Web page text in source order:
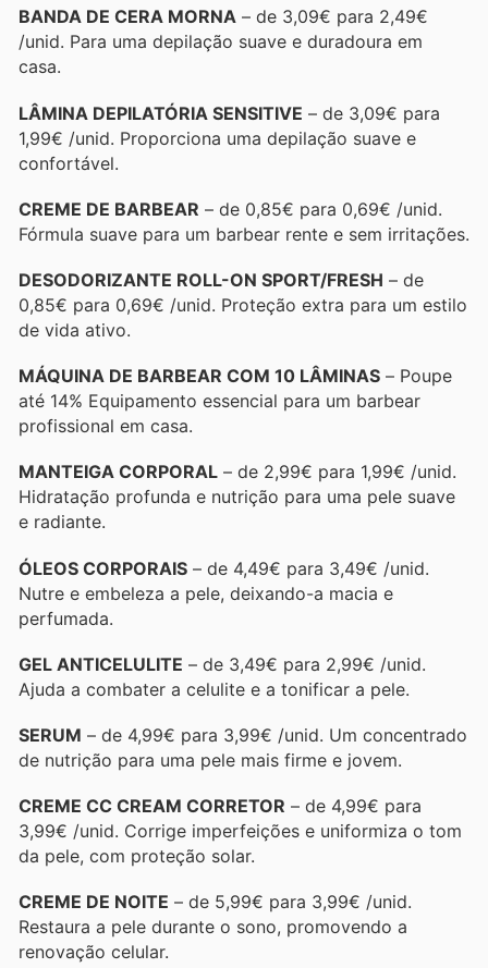
BANDA DE CERA MORNA – de 3,09€ para 2,49€
/unid. Para uma depilação suave e duradoura em
casa.
LÂMINA DEPILATÓRIA SENSITIVE – de 3,09€ para
1,99€ /unid. Proporciona uma depilação suave e
confortável.
CREME DE BARBEAR – de 0,85€ para 0,69€ /unid.
Fórmula suave para um barbear rente e sem irritações.
DESODORIZANTE ROLL-ON SPORT/FRESH – de
0,85€ para 0,69€ /unid. Proteção extra para um estilo
de vida ativo.
MÁQUINA DE BARBEAR COM 10 LÂMINAS – Poupe
até 14% Equipamento essencial para um barbear
profissional em casa.
MANTEIGA CORPORAL – de 2,99€ para 1,99€ /unid.
Hidratação profunda e nutrição para uma pele suave
e radiante.
ÓLEOS CORPORAIS – de 4,49€ para 3,49€ /unid.
Nutre e embeleza a pele, deixando-a macia e
perfumada.
GEL ANTICELULITE – de 3,49€ para 2,99€ /unid.
Ajuda a combater a celulite e a tonificar a pele.
SERUM – de 4,99€ para 3,99€ /unid. Um concentrado
de nutrição para uma pele mais firme e jovem.
CREME CC CREAM CORRETOR – de 4,99€ para
3,99€ /unid. Corrige imperfeições e uniformiza o tom
da pele, com proteção solar.
CREME DE NOITE – de 5,99€ para 3,99€ /unid.
Restaura a pele durante o sono, promovendo a
renovação celular.